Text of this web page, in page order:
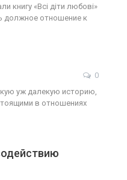
книгу «Всі діти любові»
должное отношение к
0
уж далекую историю,
в отношениях